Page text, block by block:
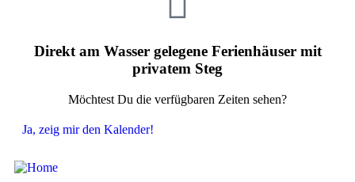
Direkt am Wasser gelegene Ferienhäuser mit
privatem Steg
Möchtest Du die verfügbaren Zeiten sehen?
Ja, zeig mir den Kalender!